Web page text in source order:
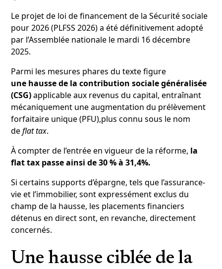
Le projet de loi de financement de la Sécurité sociale
pour 2026 (PLFSS 2026) a été définitivement adopté
par l’Assemblée nationale le mardi 16 décembre
2025.
Parmi les mesures phares du texte figure
une hausse de la contribution sociale généralisée
(CSG)applicable aux revenus du capital, entraînant
mécaniquement une augmentation du prélèvement
forfaitaire unique (PFU),plus connu sous le nom
deflat tax.
À compter de l’entrée en vigueur de la réforme, la
flat tax passe ainsi de 30 % à 31,4%.
Si certains supports d’épargne, tels que l’assurance-
vie et l’immobilier, sont expressément exclus du
champ de la hausse, les placements financiers
détenus en direct sont, en revanche, directement
concernés.
Une hausse ciblée de la